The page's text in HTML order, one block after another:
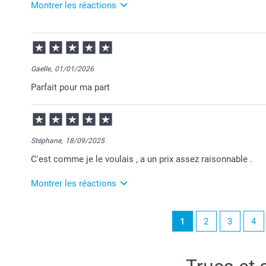
Montrer les réactions
27/02/2026
10:24
Bonjour Charlotte,
Au plaisir de vous retrouver sur Smartphoto!
Cordialement,
Florence@smartphoto
Gaelle, 01/01/2026
Parfait pour ma part
Stéphane, 18/09/2025
C'est comme je le voulais , a un prix assez raisonnable .
Montrer les réactions
Merci Stéphane pour ce chouette commentaire!
1 2 3 4